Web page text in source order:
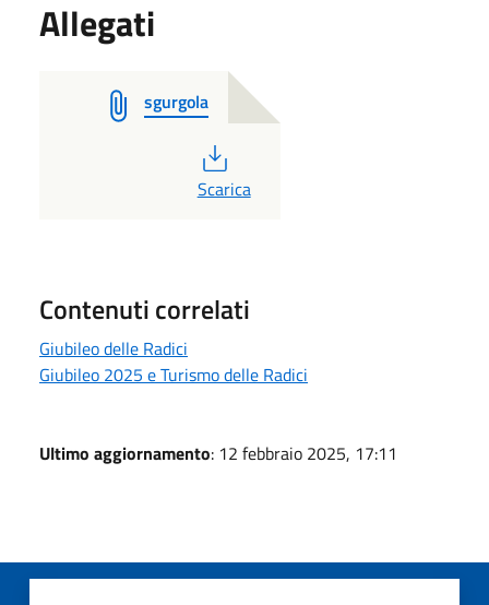
Allegati
sgurgola
PDF
Scarica
Contenuti correlati
Giubileo delle Radici
Giubileo 2025 e Turismo delle Radici
Ultimo aggiornamento: 12 febbraio 2025, 17:11